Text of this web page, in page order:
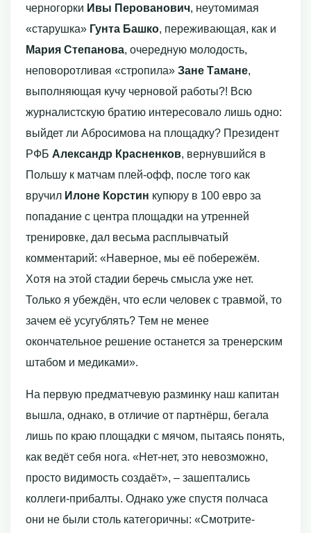
черногорки Ивы Перованович, неутомимая
«старушка» Гунта Башко, переживающая, как и
Мария Степанова, очередную молодость,
неповоротливая «стропила» Зане Тамане,
выполняющая кучу черновой работы?! Всю
журналистскую братию интересовало лишь одно:
выйдет ли Абросимова на площадку? Президент
РФБ Александр Красненков, вернувшийся в
Польшу к матчам плей-офф, после того как
вручил Илоне Корстин купюру в 100 евро за
попадание с центра площадки на утренней
тренировке, дал весьма расплывчатый
комментарий: «Наверное, мы её побережём.
Хотя на этой стадии беречь смысла уже нет.
Только я убеждён, что если человек с травмой, то
зачем её усугублять? Тем не менее
окончательное решение останется за тренерским
штабом и медиками».
На первую предматчевую разминку наш капитан
вышла, однако, в отличие от партнёрш, бегала
лишь по краю площадки с мячом, пытаясь понять,
как ведёт себя нога. «Нет-нет, это невозможно,
просто видимость создаёт», – зашептались
коллеги-прибалты. Однако уже спустя полчаса
они не были столь категоричны: «Смотрите-